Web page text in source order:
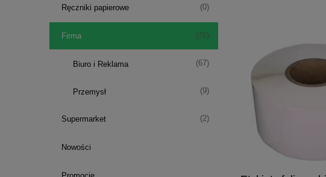
Ręczniki papierowe (0)
Firma (76)
Biuro i Reklama (67)
Przemysł (9)
Supermarket (2)
Nowości